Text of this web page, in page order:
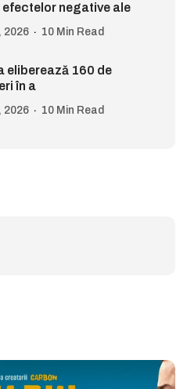
efectelor negative ale
2026 10 Min Read
eliberează 160 de
în a
2026 10 Min Read